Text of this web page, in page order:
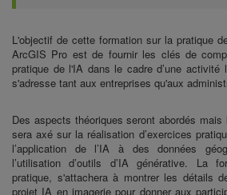
L'objectif de cette formation sur la pratique
ArcGIS Pro est de fournir les clés de
pratique de l'IA dans le cadre d’une
s'adresse tant aux entreprises qu'aux
Des aspects théoriques seront abordés mais
sera axé sur la réalisation d’exercices
l’application de l’IA à des données
l’utilisation d’outils d’IA générative. La
pratique, s'attachera à montrer les détails
projet IA en imagerie pour donner aux